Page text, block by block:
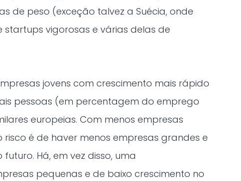
de peso (exceção talvez a Suécia, onde
startups vigorosas e várias delas de
jovens com crescimento mais rápido
pessoas (em percentagem do emprego
europeias. Com menos empresas
risco é de haver menos empresas grandes e
Há, em vez disso, uma
pequenas e de baixo crescimento no